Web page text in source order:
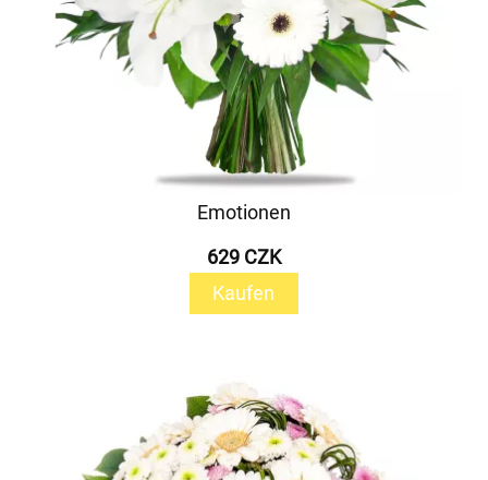
Emotionen
629 CZK
Kaufen